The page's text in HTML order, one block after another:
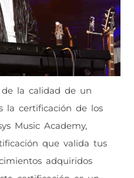
la calidad de un
la certificación de los
Music Academy,
que valida tus
adquiridos